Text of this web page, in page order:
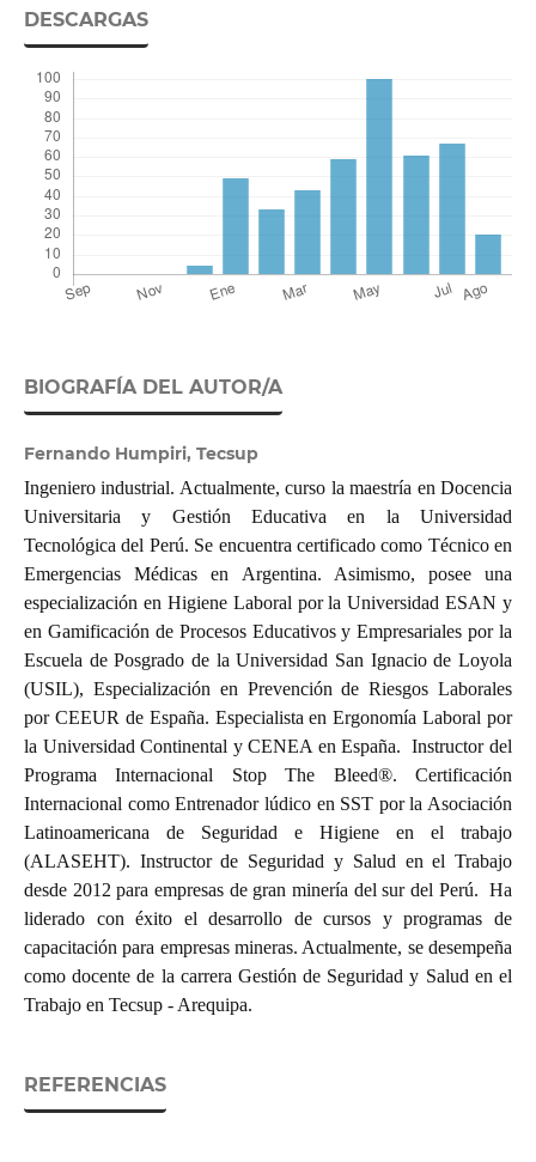
DESCARGAS
BIOGRAFÍA DEL AUTOR/A
Fernando Humpiri, Tecsup
Ingeniero industrial. Actualmente, curso la maestría en Docencia
Universitaria y Gestión Educativa en la Universidad
Tecnológica del Perú. Se encuentra certificado como Técnico en
Emergencias Médicas en Argentina. Asimismo, posee una
especialización en Higiene Laboral por la Universidad ESAN y
en Gamificación de Procesos Educativos y Empresariales por la
Escuela de Posgrado de la Universidad San Ignacio de Loyola
(USIL), Especialización en Prevención de Riesgos Laborales
por CEEUR de España. Especialista en Ergonomía Laboral por
la Universidad Continental y CENEA en España. Instructor del
Programa Internacional Stop The Bleed®. Certificación
Internacional como Entrenador lúdico en SST por la Asociación
Latinoamericana de Seguridad e Higiene en el trabajo
(ALASEHT). Instructor de Seguridad y Salud en el Trabajo
desde 2012 para empresas de gran minería del sur del Perú. Ha
liderado con éxito el desarrollo de cursos y programas de
capacitación para empresas mineras. Actualmente, se desempeña
como docente de la carrera Gestión de Seguridad y Salud en el
Trabajo en Tecsup - Arequipa.
REFERENCIAS